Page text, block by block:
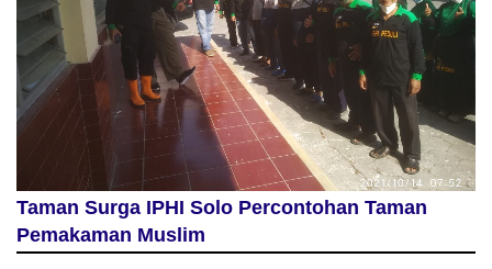
Taman Surga IPHI Solo Percontohan Taman
Pemakaman Muslim